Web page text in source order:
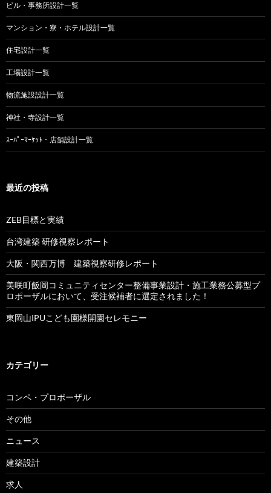
ビル・事務所設計一覧
マンション・寮・ホテル設計一覧
住宅設計一覧
工場設計一覧
物流施設設計一覧
神社・寺設計一覧
ｽｰﾊﾟｰﾏｰｹｯﾄ・店舗設計一覧
最近の投稿
ZEB目標と実績
台湾建築 研修視察レポート
大阪・関西万博 建築視察研修レポート
美咲町飯岡コミュニティセンター整備事業設計・施工業務公募型プ
ロポーザルにおいて、受注候補者に選定されました！
東岡山IPUこども園様開園セレモニー
カテゴリー
コンペ・プロポーザル
その他
ニュース
建築設計
求人